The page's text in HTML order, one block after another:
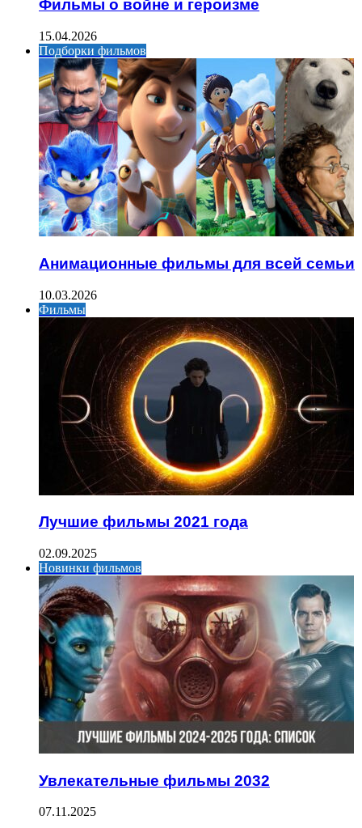
Фильмы о войне и героизме
15.04.2026
Подборки фильмов
Анимационные фильмы для всей семьи
10.03.2026
Фильмы
Лучшие фильмы 2021 года
02.09.2025
Новинки фильмов
Увлекательные фильмы 2032
07.11.2025